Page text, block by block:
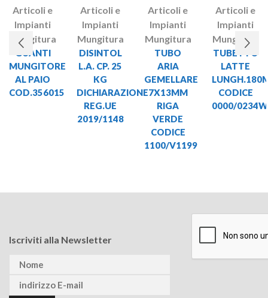
Articoli e
Impianti
Mungitura
GUANTI
MUNGITORE
AL PAIO
COD.356015
Articoli e
Impianti
Mungitura
DISINTOL
L.A. CP. 25
KG
DICHIARAZIONE
REG.UE
2019/1148
Articoli e
Impianti
Mungitura
TUBO
ARIA
GEMELLARE
7X13MM
RIGA
VERDE
CODICE
1100/V1199
Articoli e
Impianti
Mungitura
TUBETTO
LATTE
CODICE
0000/0234W
Iscriviti alla Newsletter